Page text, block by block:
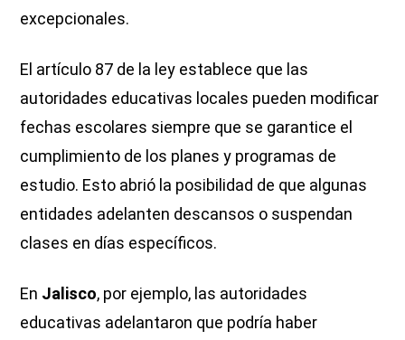
excepcionales.
El artículo 87 de la ley establece que las
autoridades educativas locales pueden modificar
fechas escolares siempre que se garantice el
cumplimiento de los planes y programas de
estudio. Esto abrió la posibilidad de que algunas
entidades adelanten descansos o suspendan
clases en días específicos.
En Jalisco, por ejemplo, las autoridades
educativas adelantaron que podría haber